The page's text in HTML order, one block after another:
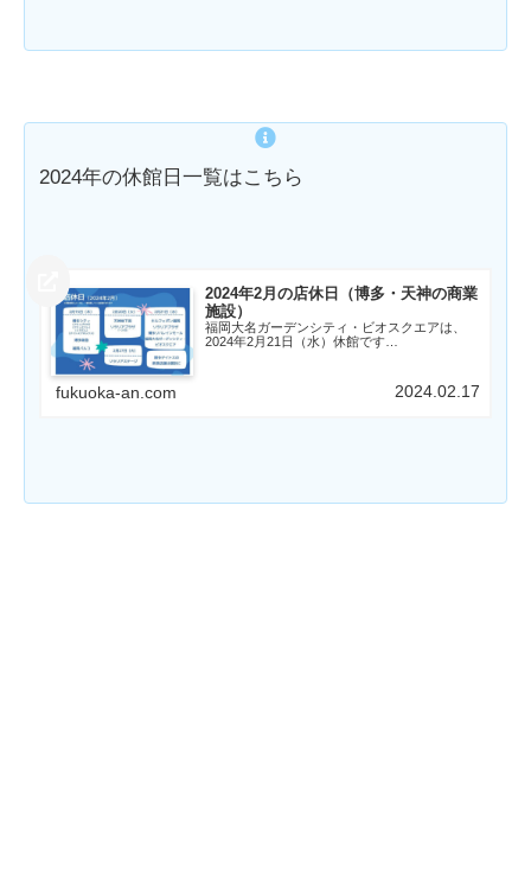
2024年の休館日一覧はこちら
2024年2月の店休日（博多・天神の商業
施設）
福岡大名ガーデンシティ・ビオスクエアは、
2024年2月21日（水）休館です…
fukuoka-an.com 2024.02.17